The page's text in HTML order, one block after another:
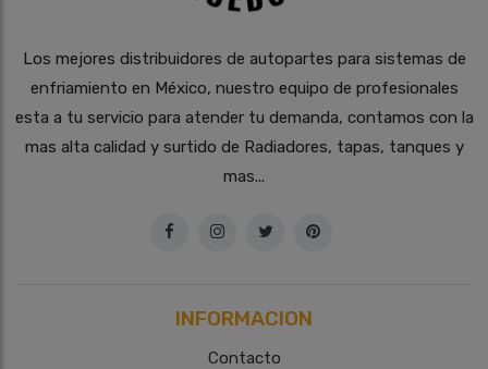
Los mejores distribuidores de autopartes para sistemas de
enfriamiento en México, nuestro equipo de profesionales
esta a tu servicio para atender tu demanda, contamos con la
mas alta calidad y surtido de Radiadores, tapas, tanques y
mas...
INFORMACION
Contacto